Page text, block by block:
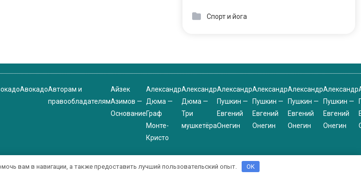
Спорт и йога
АвокадоАвторам и
правообладателям
Айзек
Азимов —
Основание
Александр
Дюма —
Граф
Монте-
Кристо
Александр
Дюма —
Три
мушкетёра
Александр
Пушкин —
Евгений
Онегин
Александр
Пушкин —
Евгений
Онегин
Александр
Пушкин —
Евгений
Онегин
Александр
Пушкин —
Евгений
Онегин
вам в навигации, а также предоставить лучший пользовательский опыт. OK